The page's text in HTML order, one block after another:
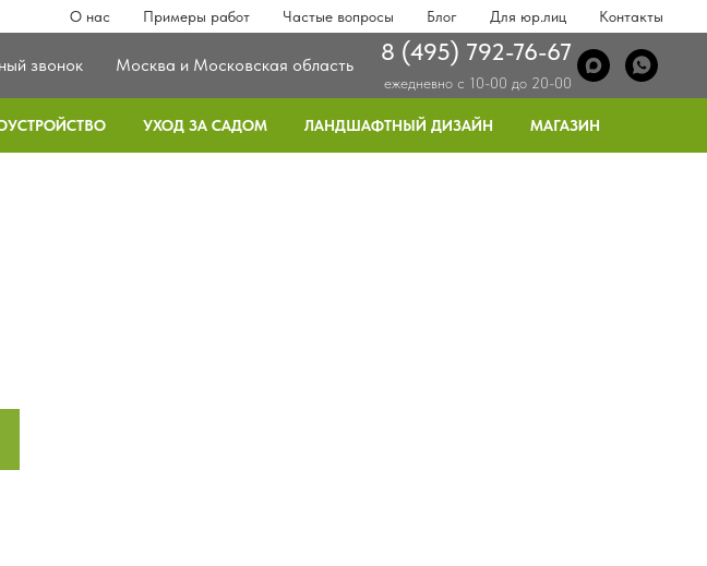
О нас Примеры работ Частые вопросы Блог Для юр.лиц Контакты
звонок Москва и Московская область 8 (495) 792-76-67
ежедневно с 10-00 до 20-00
УХОД ЗА САДОМ ЛАНДШАФТНЫЙ ДИЗАЙН МАГАЗИН